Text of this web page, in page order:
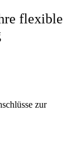
flexible
zur